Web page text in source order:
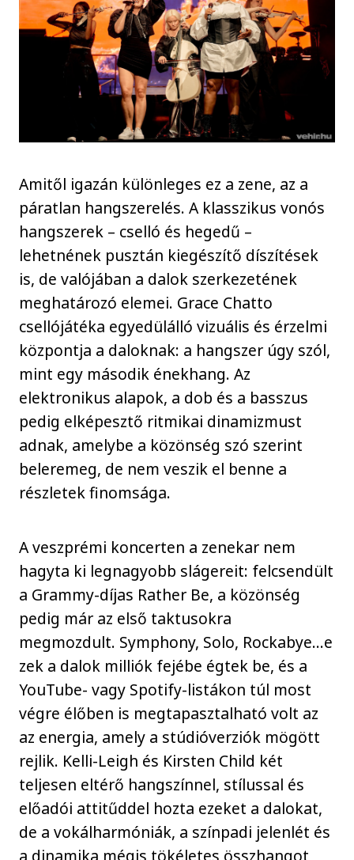
Amitől igazán különleges ez a zene, az a
páratlan hangszerelés. A klasszikus vonós
hangszerek – cselló és hegedű –
lehetnének pusztán kiegészítő díszítések
is, de valójában a dalok szerkezetének
meghatározó elemei. Grace Chatto
csellójátéka egyedülálló vizuális és érzelmi
központja a daloknak: a hangszer úgy szól,
mint egy második énekhang. Az
elektronikus alapok, a dob és a basszus
pedig elképesztő ritmikai dinamizmust
adnak, amelybe a közönség szó szerint
beleremeg, de nem veszik el benne a
részletek finomsága.
A veszprémi koncerten a zenekar nem
hagyta ki legnagyobb slágereit: felcsendült
a Grammy-díjas Rather Be, a közönség
pedig már az első taktusokra
megmozdult. Symphony, Solo, Rockabye...e
zek a dalok milliók fejébe égtek be, és a
YouTube- vagy Spotify-listákon túl most
végre élőben is megtapasztalható volt az
az energia, amely a stúdióverziók mögött
rejlik. Kelli-Leigh és Kirsten Child két
teljesen eltérő hangszínnel, stílussal és
előadói attitűddel hozta ezeket a dalokat,
de a vokálharmóniák, a színpadi jelenlét és
a dinamika mégis tökéletes összhangot